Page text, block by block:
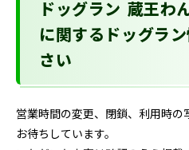
ドッグラン 蔵王わ
に関するドッグラ
さい
営業時間の変更、閉鎖、利用時
お待ちしています。